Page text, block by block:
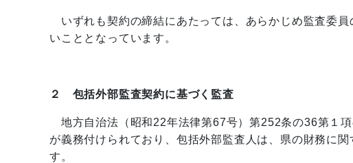
いずれも契約の締結にあたっては、あらかじめ監査委
いこととなっています。
２ 包括外部監査契約に基づく監査
地方自治法（昭和22年法律第67号）第252条の36第１
が義務付けられており、包括外部監査人は、県の財務に
す。